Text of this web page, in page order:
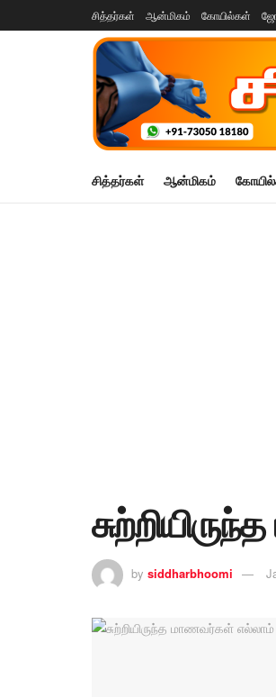
சித்தர்கள் ஆன்மிகம் கோயில்கள்
சித்தர்கள் ஆன்மிகம்
by siddharbhoomi